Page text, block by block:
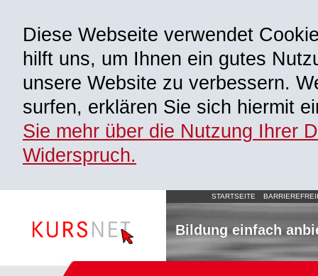
Diese Webseite verwendet
hilft uns, um Ihnen ein gutes
unsere Website zu verbessern.
surfen, erklären Sie sich hiermit
Sie mehr über die Nutzung Ihrer
Widerspruch.
STARTSEITE
Bildung einfach